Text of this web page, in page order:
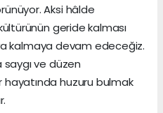
Aksi hâlde
geride kalması
kalmaya devam edeceğiz.
ve düzen
huzuru bulmak